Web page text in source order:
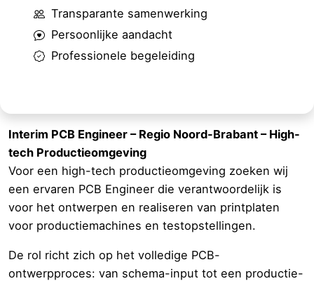
Transparante samenwerking
Persoonlijke aandacht
Professionele begeleiding
Interim PCB Engineer – Regio Noord-Brabant – High-
tech Productieomgeving
Voor een high-tech productieomgeving zoeken wij
een ervaren PCB Engineer die verantwoordelijk is
voor het ontwerpen en realiseren van printplaten
voor productiemachines en testopstellingen.
De rol richt zich op het volledige PCB-
ontwerpproces: van schema-input tot een productie-